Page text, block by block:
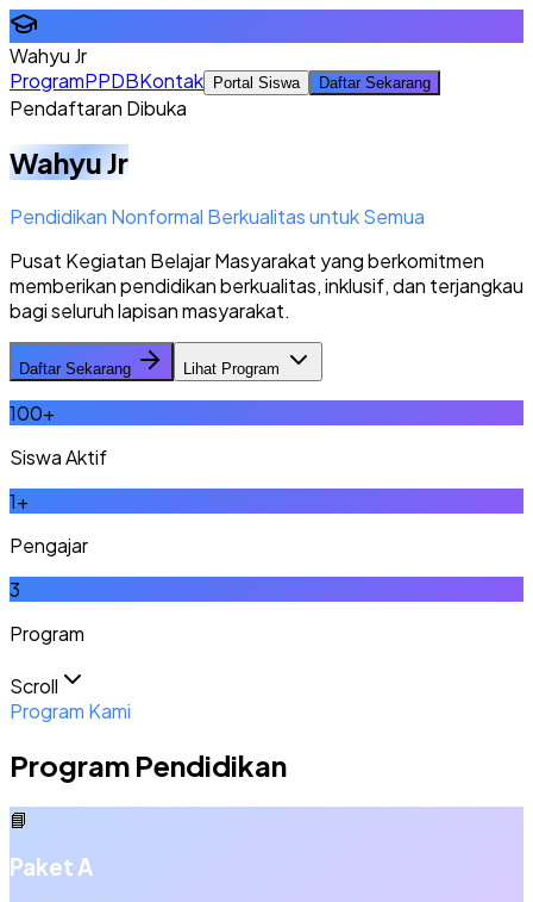
Wahyu Jr
ProgramPPDBKontak Portal Siswa Daftar Sekarang
Pendaftaran Dibuka
Wahyu Jr
Pendidikan Nonformal Berkualitas untuk Semua
Pusat Kegiatan Belajar Masyarakat yang berkomitmen
memberikan pendidikan berkualitas, inklusif, dan terjangkau
bagi seluruh lapisan masyarakat.
Daftar Sekarang Lihat Program
100+
Siswa Aktif
1+
Pengajar
3
Program
Scroll
Program Kami
Program Pendidikan
📘
Paket A